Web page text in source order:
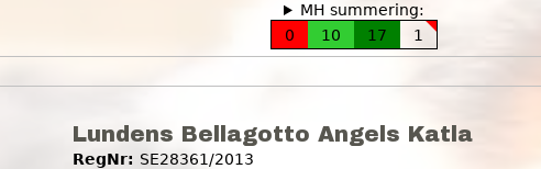
MH summering:
0
10 17 1
Lundens Bellagotto Angels Katla
RegNr: SE28361/2013